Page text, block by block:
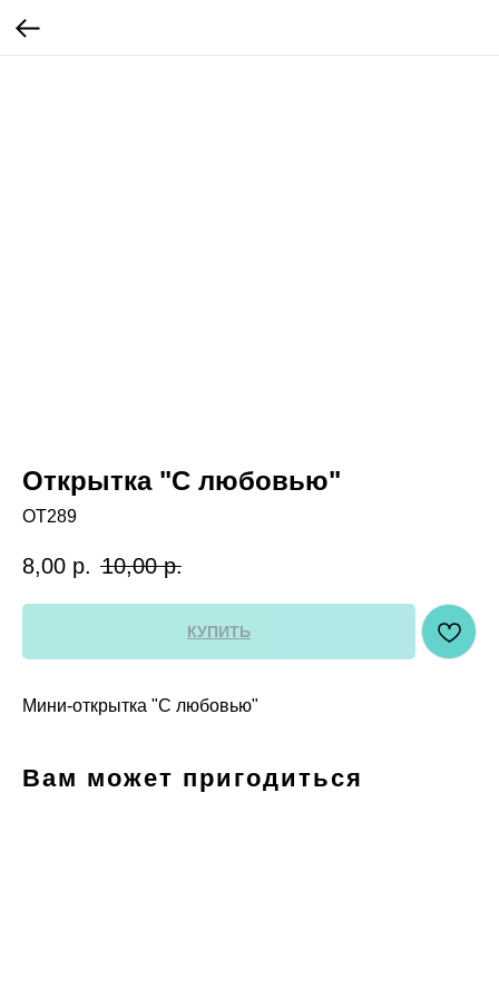
Открытка "С любовью"
OT289
8,00 р. 10,00 р.
КУПИТЬ
Мини-открытка "С любовью"
Вам может пригодиться